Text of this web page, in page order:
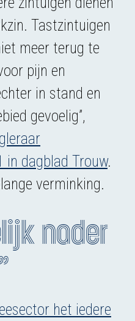
Tastzintuigen
meer terug te
pijn en
in stand en
gevoelig”,
in dagblad Trouw.
verminking.
nader
het iedere